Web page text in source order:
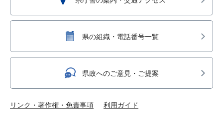
県の組織・電話番号一覧
県政へのご意見・ご提案
リンク・著作権・免責事項 利用ガイド